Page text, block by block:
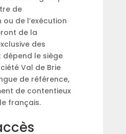
de
de l’exécution
de la
des
le siège
Val de Brie
de référence,
de contentieux
français.